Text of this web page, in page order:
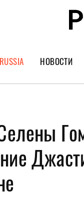
НОВОСТИ